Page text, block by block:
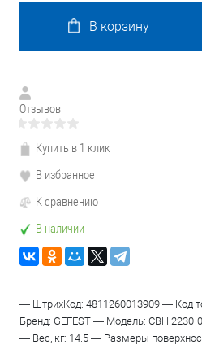
В корзину
Отзывов:
Купить в 1 клик
В избранное
К сравнению
В наличии
— ШтрихКод: 4811260013909 — Код
Бренд: GEFEST — Модель: СВН 2230-
— Вес, кг: 14.5 — Размеры